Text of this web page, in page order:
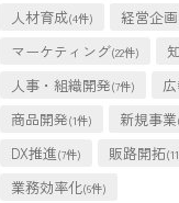
人材育成(4件) 経営企画
マーケティング(22件)
人事・組織開発(7件)
商品開発(1件) 新規事業
DX推進(7件) 販路開拓
業務効率化(6件)